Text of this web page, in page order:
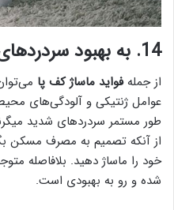
14. به بهبود سردردهای میگرنی کمک می‌کند
از جملهفواید ماساژ کف پا
عوامل ژنتیکی و آلودگی‌های
طور مستمر سردردهای شدید
خود را ماساژ دهید. بلافاصله
شده و رو به بهبودی است.